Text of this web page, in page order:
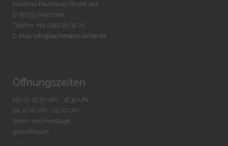
Kardinal-Faulhaber-Straße 14a
D-80333 München
Telefon: +49 (0)89 29 32 70
E-Mail: info@bachmann-scher.de
Öffnungszeiten
Mo-Fr. 10:30 Uhr - 18:30 Uhr
Sa. 11:00 Uhr - 15.00 Uhr
Sonn- und Feiertage
geschlossen